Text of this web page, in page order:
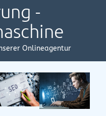
-
Onlineagentur